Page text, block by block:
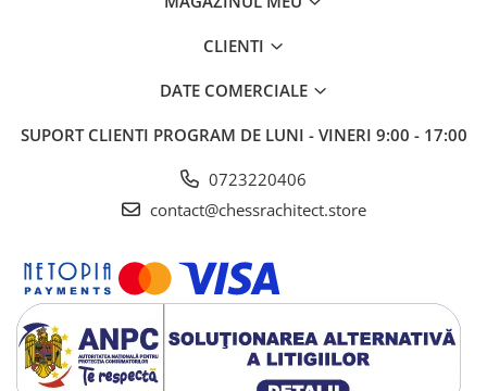
CLIENTI
DATE COMERCIALE
SUPORT CLIENTI PROGRAM DE LUNI - VINERI 9:00 - 17:00
0723220406
contact@chessrachitect.store